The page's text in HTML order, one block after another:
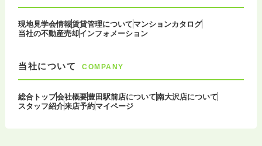
現地見学会情報賃貸管理についてマンションカタログ
当社の不動産売却インフォメーション
当社について COMPANY
総合トップ会社概要豊田駅前店について南大沢店について
スタッフ紹介来店予約マイページ